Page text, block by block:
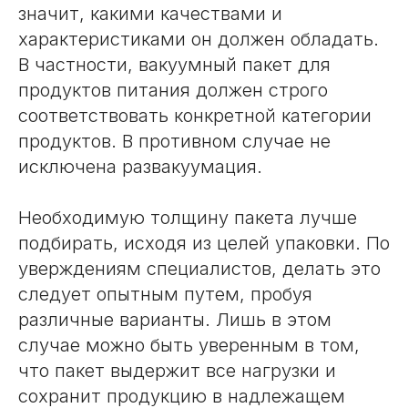
значит, какими качествами и
характеристиками он должен обладать.
В частности, вакуумный пакет для
продуктов питания должен строго
соответствовать конкретной категории
продуктов. В противном случае не
исключена развакуумация.
Необходимую толщину пакета лучше
подбирать, исходя из целей упаковки. По
уверждениям специалистов, делать это
следует опытным путем, пробуя
различные варианты. Лишь в этом
случае можно быть уверенным в том,
что пакет выдержит все нагрузки и
сохранит продукцию в надлежащем